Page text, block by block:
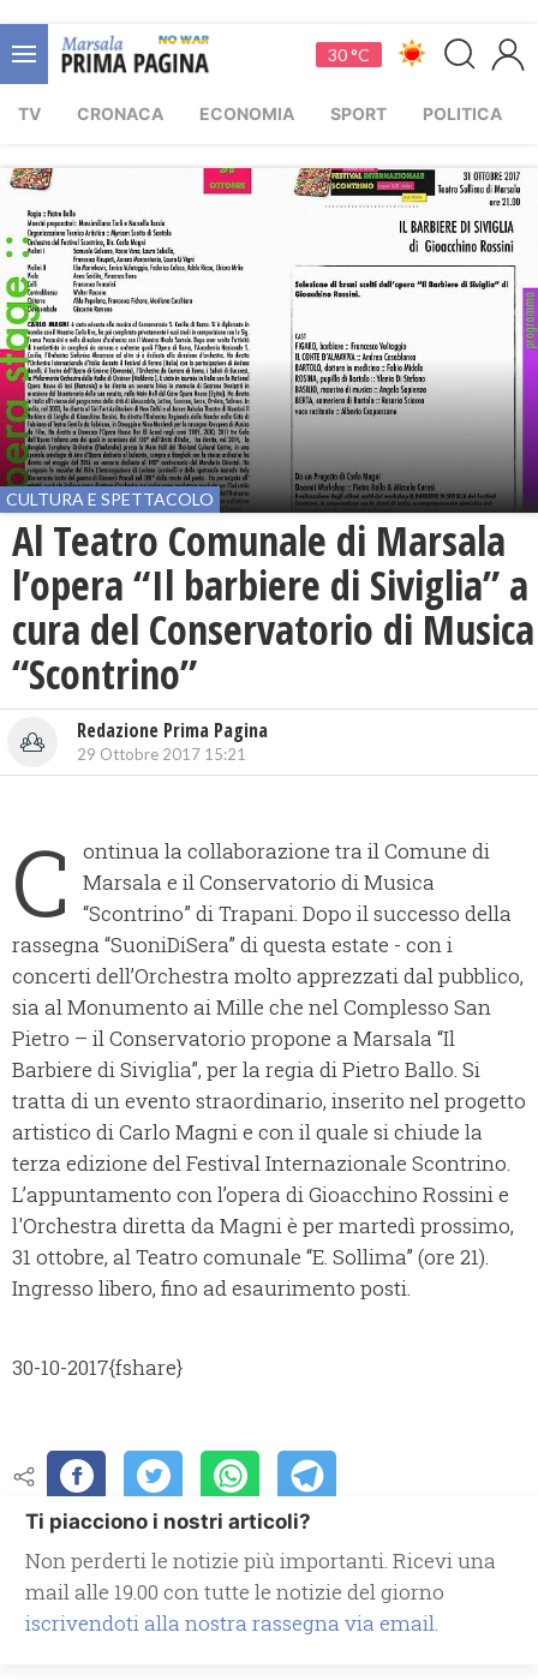
30 °C
TV CRONACA ECONOMIA SPORT POLITICA
CULTURA E SPETTACOLO
Al Teatro Comunale di Marsala
l’opera “Il barbiere di Siviglia” a
cura del Conservatorio di Musica
“Scontrino”
Redazione Prima Pagina
29 Ottobre 2017 15:21
C
ontinua la collaborazione tra il Comune di
Marsala e il Conservatorio di Musica
“Scontrino” di Trapani. Dopo il successo della
rassegna “SuoniDiSera” di questa estate - con i
concerti dell’Orchestra molto apprezzati dal pubblico,
sia al Monumento ai Mille che nel Complesso San
Pietro – il Conservatorio propone a Marsala “Il
Barbiere di Siviglia”, per la regia di Pietro Ballo. Si
tratta di un evento straordinario, inserito nel progetto
artistico di Carlo Magni e con il quale si chiude la
terza edizione del Festival Internazionale Scontrino.
L’appuntamento con l’opera di Gioacchino Rossini e
l'Orchestra diretta da Magni è per martedì prossimo,
31 ottobre, al Teatro comunale “E. Sollima” (ore 21).
Ingresso libero, fino ad esaurimento posti.
30-10-2017{fshare}
Ti piacciono i nostri articoli?
Non perderti le notizie più importanti. Ricevi una
mail alle 19.00 con tutte le notizie del giorno
iscrivendoti alla nostra rassegna via email.